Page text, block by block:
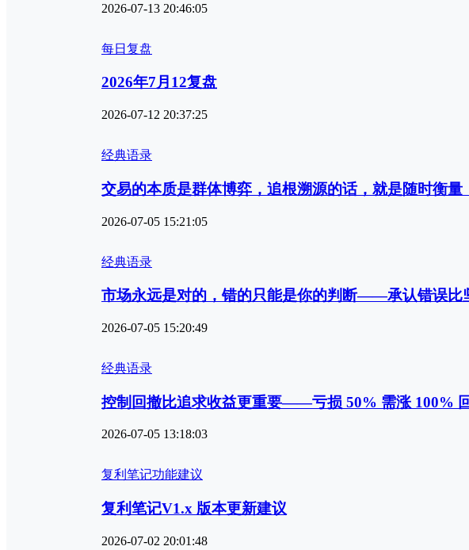
2026-07-13 20:46:05
每日复盘
2026年7月12复盘
2026-07-12 20:37:25
经典语录
交易的本质是群体博弈，追根溯源的话，就是随时衡
2026-07-05 15:21:05
经典语录
市场永远是对的，错的只能是你的判断‌——承认错误比
2026-07-05 15:20:49
经典语录
控制回撤比追求收益更重要‌——亏损 50% 需涨 100%
2026-07-05 13:18:03
复利笔记功能建议
复利笔记V1.x 版本更新建议
2026-07-02 20:01:48